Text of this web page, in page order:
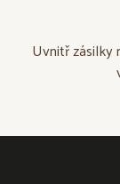
Uvnitř zásilky